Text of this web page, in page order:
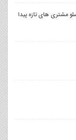
مشتری‌ های تازه پیدا